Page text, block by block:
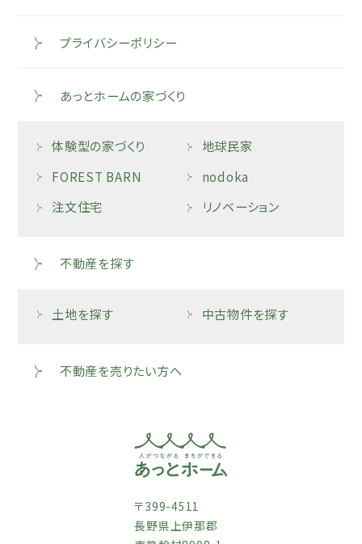
プライバシーポリシー
あっとホームの家づくり
体験型の家づくり
地球民家
FOREST BARN
nodoka
注文住宅
リノベーション
不動産を探す
土地を探す 中古物件を探す
不動産を売りたい方へ
〒399-4511
長野県上伊那郡